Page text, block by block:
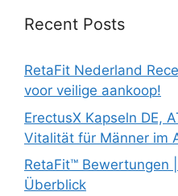
Recent Posts
RetaFit Nederland
voor veilige aankoop!
ErectusX Kapseln DE,
Vitalität für Männer im
RetaFit™ Bewertungen
Überblick